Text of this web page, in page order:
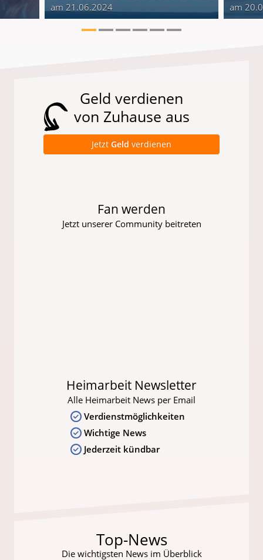
am 21.06.2024 am
Geld verdienen
von Zuhause aus
Jetzt Geld verdienen
Fan werden
Jetzt unserer Community beitreten
Heimarbeit Newsletter
Alle Heimarbeit News per Email
Verdienstmöglichkeiten
Wichtige News
Jederzeit kündbar
Top-News
Die wichtigsten News im Überblick